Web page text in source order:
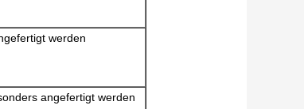
werden
angefertigt werden